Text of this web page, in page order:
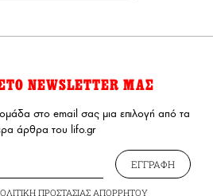
NEWSLETTER ΜΑΣ
στο email σας μια επιλογή από τα
άρθρα του lifo.gr
ΕΓΓΡΑΦΗ
ΠΡΟΣΤΑΣΙΑΣ ΑΠΟΡΡΗΤΟΥ